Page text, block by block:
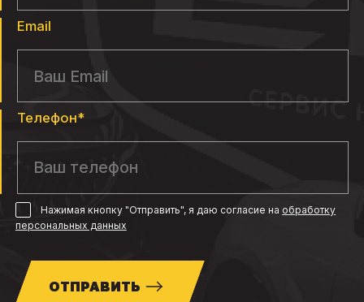
Email
Телефон*
Нажимая кнопку "Отправить", я даю согласиена обработку
персональных данных
ОТПРАВИТЬ